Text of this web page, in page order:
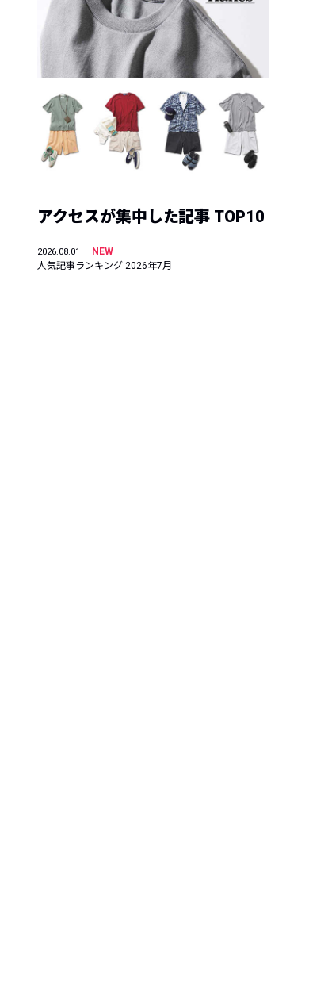
アクセスが集中した記事 TOP10
2026.08.01
NEW
人気記事ランキング 2026年7月